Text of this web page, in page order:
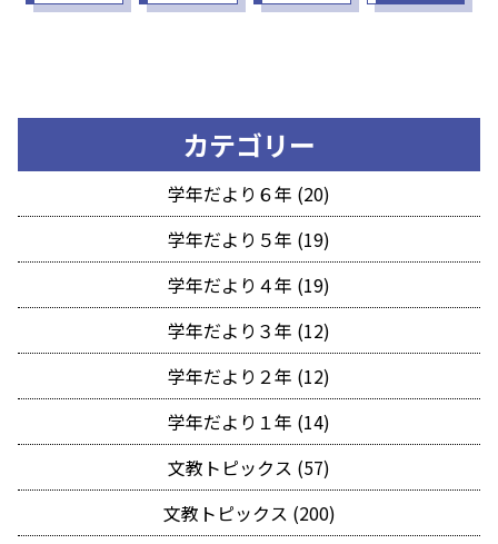
カテゴリー
学年だより６年 (20)
学年だより５年 (19)
学年だより４年 (19)
学年だより３年 (12)
学年だより２年 (12)
学年だより１年 (14)
文教トピックス (57)
文教トピックス (200)